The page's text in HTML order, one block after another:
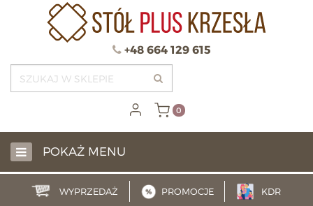
0
+48 664 129 615
POKAŻ MENU
WYPRZEDAŻ PROMOCJE KDR